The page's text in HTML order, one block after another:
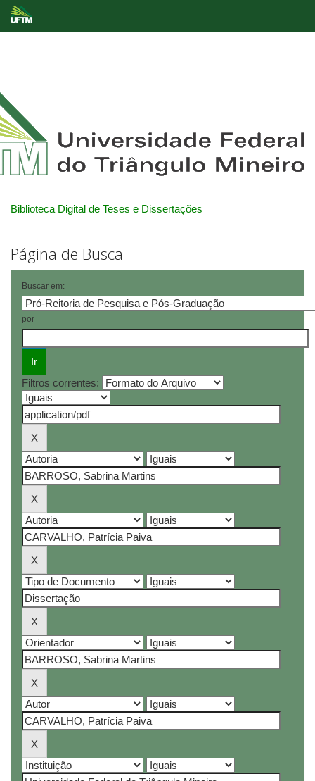
Biblioteca Digital de Teses e Dissertações
Página de Busca
Buscar em:
por
Filtros correntes: